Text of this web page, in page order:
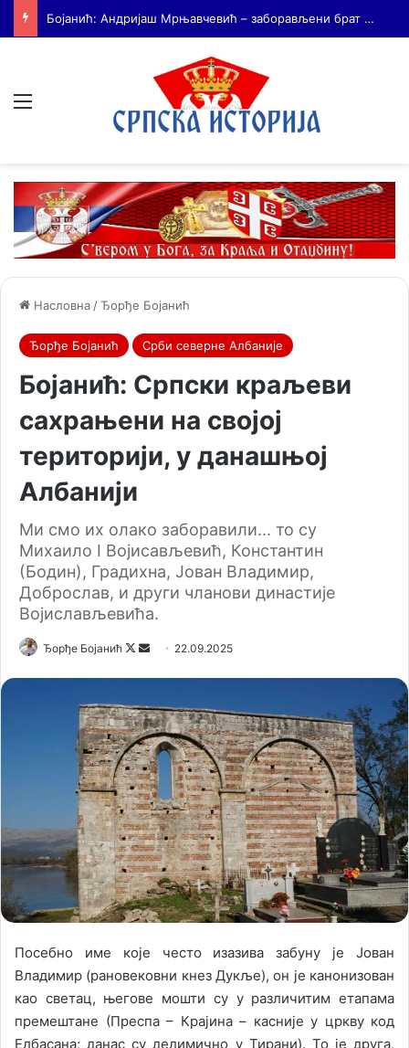
На Дражин дан у Лондону обележено 80. година од мучког убиства генерала Драгољуба Драже Михаиловића
Насловна /Ђорђе Бојанић
Ђорђе Бојанић Срби северне Албаније
Бојанић: Српски краљеви
сахрањени на својој
територији, у данашњој
Албанији
Ми смо их олако заборавили... то су
Михаило I Војисављевић, Константин
(Бодин), Градихна, Јован Владимир,
Доброслав, и други чланови династије
Војислављевића.
Ђорђе Бојанић
F
l
o
w
o
n
X
d
a
n
e
m
a
i
l
22.09.2025
Посебно име које често изазива забуну је Јован
Владимир (рановековни кнез Дукље), он је канонизован
као светац, његове мошти су у различитим етапама
премештане (Преспа – Крајина – касније у цркву код
Елбасана; данас су делимично у Тирани). То је друга,